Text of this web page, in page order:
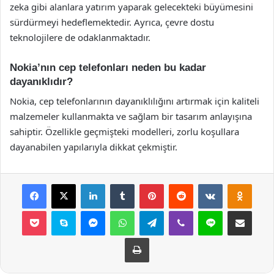
zeka gibi alanlara yatırım yaparak gelecekteki büyümesini
sürdürmeyi hedeflemektedir. Ayrıca, çevre dostu
teknolojilere de odaklanmaktadır.
Nokia’nın cep telefonları neden bu kadar
dayanıklıdır?
Nokia, cep telefonlarının dayanıklılığını artırmak için kaliteli
malzemeler kullanmakta ve sağlam bir tasarım anlayışına
sahiptir. Özellikle geçmişteki modelleri, zorlu koşullara
dayanabilen yapılarıyla dikkat çekmiştir.
Facebook
X LinkedInTumblr PinterestReddit VKontakte
Pocket Skype MessengerWhatsAppTelegramViber Line E-Posta ile
Yazdır